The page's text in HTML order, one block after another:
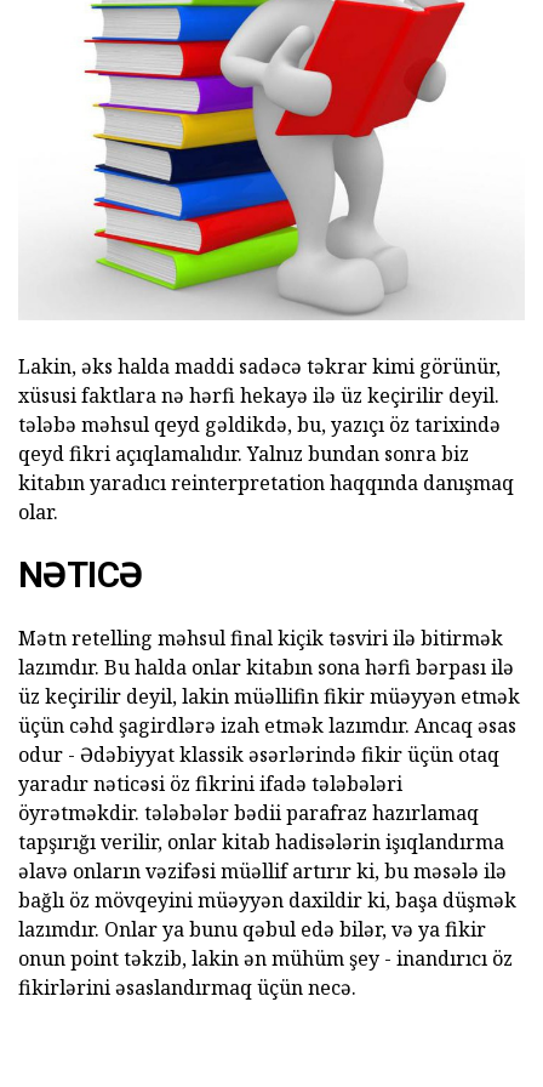
Lakin, əks halda maddi sadəcə təkrar kimi görünür,
xüsusi faktlara nə hərfi hekayə ilə üz keçirilir deyil.
tələbə məhsul qeyd gəldikdə, bu, yazıçı öz tarixində
qeyd fikri açıqlamalıdır. Yalnız bundan sonra biz
kitabın yaradıcı reinterpretation haqqında danışmaq
olar.
NƏTICƏ
Mətn retelling məhsul final kiçik təsviri ilə bitirmək
lazımdır. Bu halda onlar kitabın sona hərfi bərpası ilə
üz keçirilir deyil, lakin müəllifin fikir müəyyən etmək
üçün cəhd şagirdlərə izah etmək lazımdır. Ancaq əsas
odur - Ədəbiyyat klassik əsərlərində fikir üçün otaq
yaradır nəticəsi öz fikrini ifadə tələbələri
öyrətməkdir. tələbələr bədii parafraz hazırlamaq
tapşırığı verilir, onlar kitab hadisələrin işıqlandırma
əlavə onların vəzifəsi müəllif artırır ki, bu məsələ ilə
bağlı öz mövqeyini müəyyən daxildir ki, başa düşmək
lazımdır. Onlar ya bunu qəbul edə bilər, və ya fikir
onun point təkzib, lakin ən mühüm şey - inandırıcı öz
fikirlərini əsaslandırmaq üçün necə.